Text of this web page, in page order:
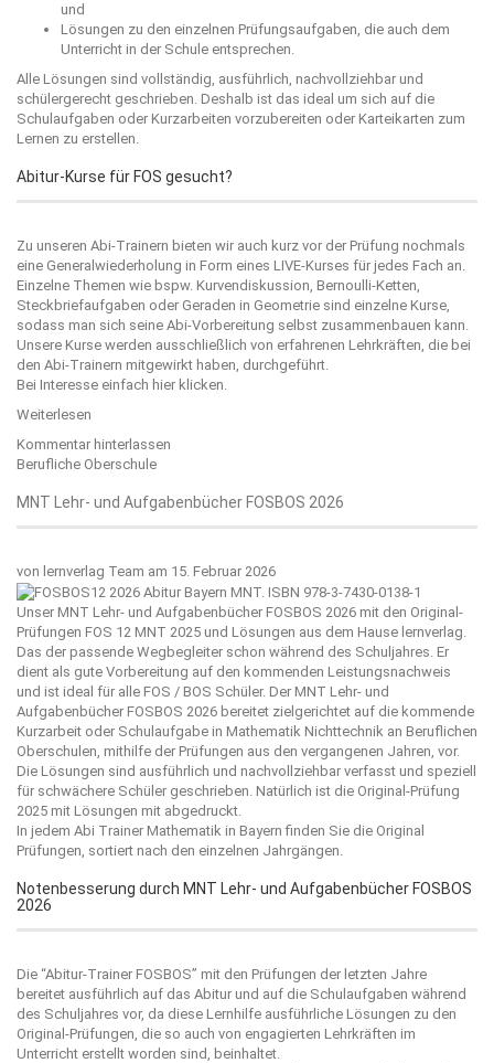
und
Lösungen zu den einzelnen Prüfungsaufgaben, die auch dem
Unterricht in der Schule entsprechen.
Alle Lösungen sind vollständig, ausführlich, nachvollziehbar und
schülergerecht geschrieben. Deshalb ist das ideal um sich auf die
Schulaufgaben oder Kurzarbeiten vorzubereiten oder Karteikarten zum
Lernen zu erstellen.
Abitur-Kurse für FOS gesucht?
Zu unseren Abi-Trainern bieten wir auch kurz vor der Prüfung nochmals
eine Generalwiederholung in Form eines LIVE-Kurses für jedes Fach an.
Einzelne Themen wie bspw. Kurvendiskussion, Bernoulli-Ketten,
Steckbriefaufgaben oder Geraden in Geometrie sind einzelne Kurse,
sodass man sich seine Abi-Vorbereitung selbst zusammenbauen kann.
Unsere Kurse werden ausschließlich von erfahrenen Lehrkräften, die bei
den Abi-Trainern mitgewirkt haben, durchgeführt.
Bei Interesse einfach hier klicken.
Weiterlesen
Kommentar hinterlassen
Berufliche Oberschule
MNT Lehr- und Aufgabenbücher FOSBOS 2026
von lernverlag Team am 15. Februar 2026
Unser MNT Lehr- und Aufgabenbücher FOSBOS 2026 mit den Original-
Prüfungen FOS 12 MNT 2025 und Lösungen aus dem Hause lernverlag
Das der passende Wegbegleiter schon während des Schuljahres. Er
dient als gute Vorbereitung auf den kommenden Leistungsnachweis
und ist ideal für alle FOS / BOS Schüler. Der MNT Lehr- und
Aufgabenbücher FOSBOS 2026 bereitet zielgerichtet auf die kommende
Kurzarbeit oder Schulaufgabe in Mathematik Nichttechnik an Beruflichen
Oberschulen, mithilfe der Prüfungen aus den vergangenen Jahren, vor.
Die Lösungen sind ausführlich und nachvollziehbar verfasst und speziell
für schwächere Schüler geschrieben. Natürlich ist die Original-Prüfung
2025 mit Lösungen mit abgedruckt.
In jedem Abi Trainer Mathematik in Bayern finden Sie die Original
Prüfungen, sortiert nach den einzelnen Jahrgängen.
Notenbesserung durch MNT Lehr- und Aufgabenbücher FOSBOS
2026
Die “Abitur-Trainer FOSBOS” mit den Prüfungen der letzten Jahre
bereitet ausführlich auf das Abitur und auf die Schulaufgaben während
des Schuljahres vor, da diese Lernhilfe ausführliche Lösungen zu den
Original-Prüfungen, die so auch von engagierten Lehrkräften im
Unterricht erstellt worden sind, beinhaltet.